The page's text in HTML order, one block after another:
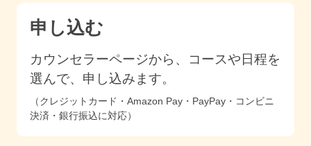
申し込む
カウンセラーページから、コースや日程を
選んで、申し込みます。
（クレジットカード・Amazon Pay・PayPay・コンビニ
決済・銀行振込に対応）